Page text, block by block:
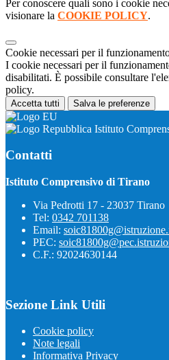
Per conoscere quali sono i cookie
visionare la COOKIE POLICY.
Cookie necessari per il
I cookie necessari per il
disabilitati. È possibile consultare
policy.
Accetta tutti Salva le preferenze
Istituto
Contatti
Istituto Comprensivo di Tirano
Via Pedrotti 17 - 23037 Tirano
Tel: 0342 701138
Email:
PEC:
C.F.: 92024630144
Sezione Link Utili
Cookie policy
Note legali
Informativa Privacy